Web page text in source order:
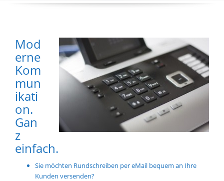
Mod
erne
Kom
mun
ikati
on.
Gan
z
einfach.
Sie möchten Rundschreiben per eMail bequem an Ihre
Kunden versenden?